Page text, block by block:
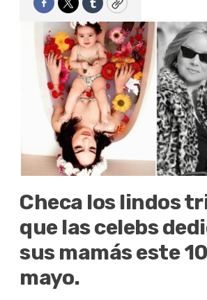
Facebook
TwitterTumblrCopy
Checa los lindos
que las celebs
sus mamás este
mayo.